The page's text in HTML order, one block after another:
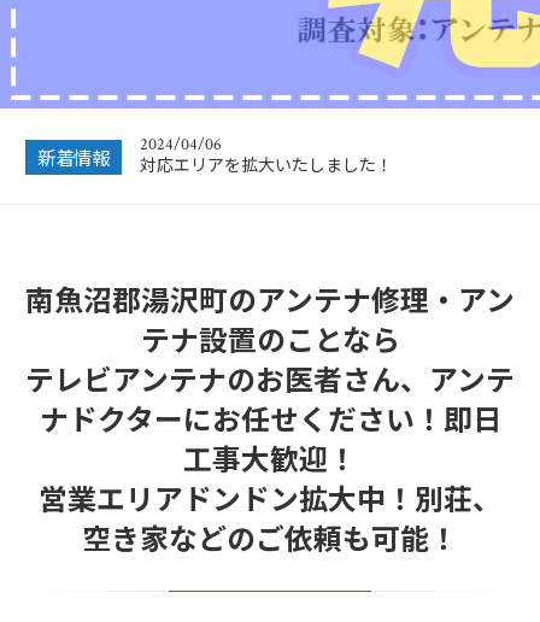
新着情報 対応エリアを拡大いたしました！
年末年始休暇につきまして
2022/07/04
フリーボイス（0120番号）への発信につきまし
て
2024/12/28
年末年始休業のお知らせ
南魚沼郡湯沢町のアンテナ修理・アン
テナ設置のことなら
テレビアンテナのお医者さん、アンテ
ナドクターにお任せください！即日
工事大歓迎！
営業エリアドンドン拡大中！別荘、
空き家などのご依頼も可能！